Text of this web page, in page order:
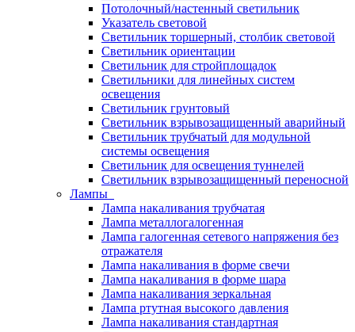
Потолочный/настенный светильник
Указатель световой
Светильник торшерный, столбик световой
Светильник ориентации
Светильник для стройплощадок
Светильники для линейных систем
освещения
Светильник грунтовый
Светильник взрывозащищенный аварийный
Светильник трубчатый для модульной
системы освещения
Светильник для освещения туннелей
Светильник взрывозащищенный переносной
Лампы
Лампа накаливания трубчатая
Лампа металлогалогенная
Лампа галогенная сетевого напряжения без
отражателя
Лампа накаливания в форме свечи
Лампа накаливания в форме шара
Лампа накаливания зеркальная
Лампа ртутная высокого давления
Лампа накаливания стандартная